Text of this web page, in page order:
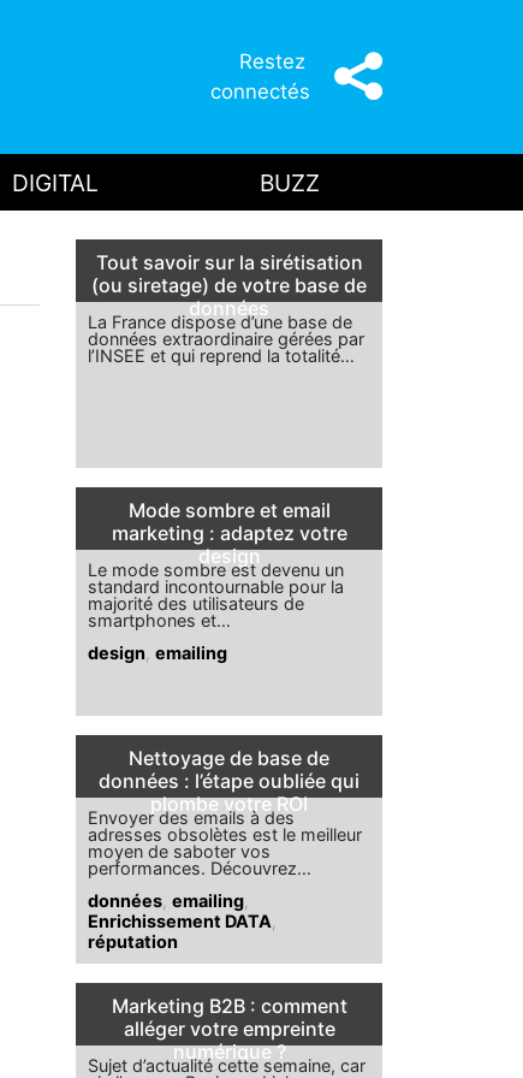
Restez
connectés
DIGITAL BUZZ
Tout savoir sur la sirétisation
(ou siretage) de votre base de
données
La France dispose d’une base de
données extraordinaire gérées par
l’INSEE et qui reprend la totalité…
Mode sombre et email
marketing : adaptez votre
design
Le mode sombre est devenu un
standard incontournable pour la
majorité des utilisateurs de
smartphones et…
design emailing
Nettoyage de base de
données : l’étape oubliée qui
plombe votre ROI
Envoyer des emails à des
adresses obsolètes est le meilleur
moyen de saboter vos
performances. Découvrez…
données emailing
Enrichissement DATA
réputation
Marketing B2B : comment
alléger votre empreinte
numérique ?
Sujet d’actualité cette semaine, car